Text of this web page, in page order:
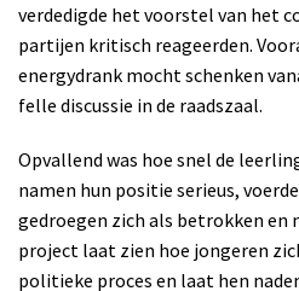
verdedigde het voorstel van het
partijen kritisch reageerden.
energydrank mocht schenken
felle discussie in de raadszaal.
Opvallend was hoe snel de
namen hun positie serieus,
gedroegen zich als betrokken en
project laat zien hoe jongeren
politieke proces en laat hen